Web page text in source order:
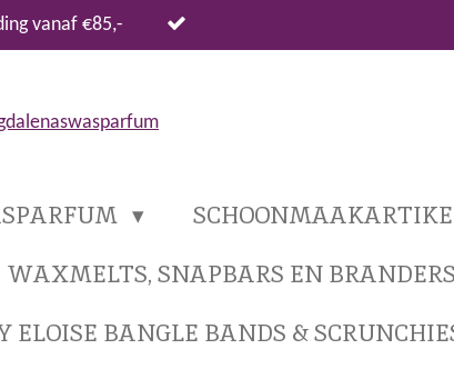
vanaf €85,-
WAXMELTS, SNAPBARS EN BRANDERS
ELOISE BANGLE BANDS &